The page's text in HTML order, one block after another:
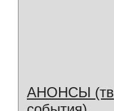
АНОНСЫ